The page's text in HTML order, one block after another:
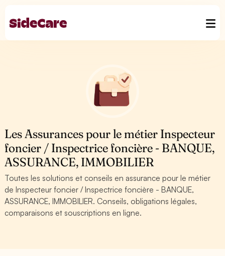
Les Assurances pour le métier Inspecteur
foncier / Inspectrice foncière - BANQUE,
ASSURANCE, IMMOBILIER
Toutes les solutions et conseils en assurance pour le métier
de Inspecteur foncier / Inspectrice foncière - BANQUE,
ASSURANCE, IMMOBILIER. Conseils, obligations légales,
comparaisons et souscriptions en ligne.